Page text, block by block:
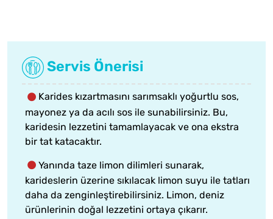
Servis Önerisi
Karides kızartmasını sarımsaklı yoğurtlu sos,
mayonez ya da acılı sos ile sunabilirsiniz. Bu,
karidesin lezzetini tamamlayacak ve ona ekstra
bir tat katacaktır.
Yanında taze limon dilimleri sunarak,
karideslerin üzerine sıkılacak limon suyu ile tatları
daha da zenginleştirebilirsiniz. Limon, deniz
ürünlerinin doğal lezzetini ortaya çıkarır.